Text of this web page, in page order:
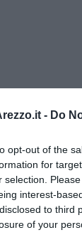
- Do
opt-out of the
for
selection.
interest-
to third
of your